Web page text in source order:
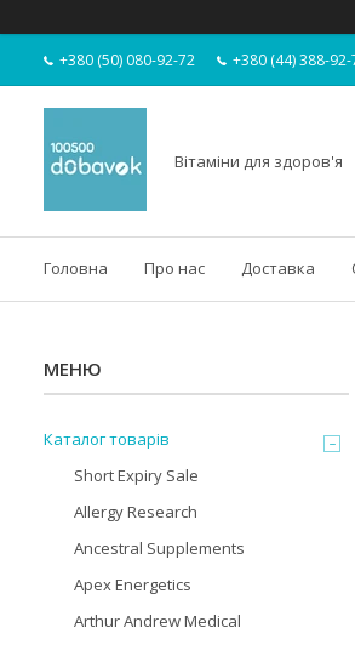
+380 (50) 080-92-72 +380 (44) 388-
Вітаміни для здоров'я
Головна Про нас Доставка
Каталог товарів
Short Expiry Sale
Allergy Research
Ancestral Supplements
Apex Energetics
Arthur Andrew Medical